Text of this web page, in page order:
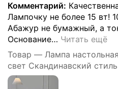
Комментарий:
Лампочку не более 15 вт!
Абажур не бумажный, а
Основание… Читать ещё
Товар — Лампа
свет Скандинавский